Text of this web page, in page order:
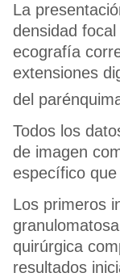
La
densidad
ecografía
extensiones
del
Todos los
de imagen
específico
Los primeros
quirúrgica
resultados